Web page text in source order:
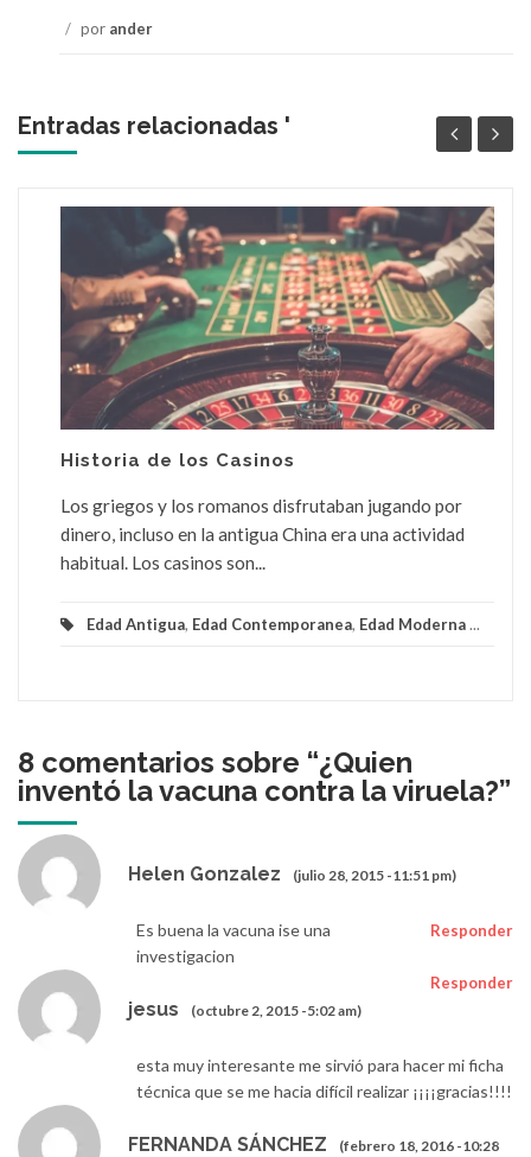
/ por ander
Entradas relacionadas '
Historia de los Casinos
Los griegos y los romanos disfrutaban jugando por
dinero, incluso en la antigua China era una actividad
habitual. Los casinos son...
Edad Antigua, Edad Contemporanea, Edad Moderna...
8 comentarios sobre “¿Quien
inventó la vacuna contra la viruela?”
Helen Gonzalez (julio 28, 2015 -11:51 pm)
Responder
Es buena la vacuna ise una
investigacion
jesus (octubre 2, 2015 -5:02 am)
Responder
esta muy interesante me sirvió para hacer mi ficha
técnica que se me hacia difícil realizar ¡¡¡¡gracias!!!!
FERNANDA SÁNCHEZ (febrero 18, 2016 -10:28